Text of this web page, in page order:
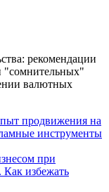
рекомендации
"сомнительных"
валютных
продвижения на
инструменты
при
Как избежать